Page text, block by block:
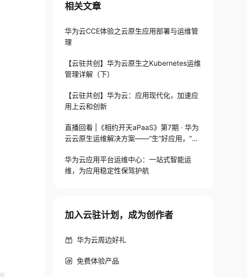
相关文章
华为云CCE体验之云原生应用部署与运维管
理
【云驻共创】华为云原生之Kubernetes运维
管理详解（下）
【云驻共创】华为云：应用现代化，加速应
用上云和创新
直播回看 |《相约开天aPaaS》第7期 · 华为
云云原生运维解决方案——“生”好应用，“养”
华为云应用平台运维中心：一站式智能运
维，为应用稳定性保驾护航
加入云驻计划，成为创作者
华为云周边好礼
免费体验产品